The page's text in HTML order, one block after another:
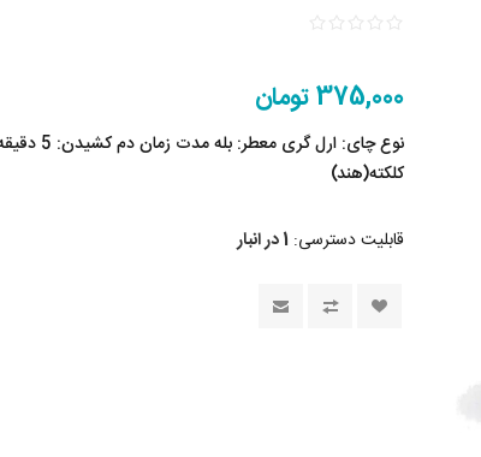
375,000 تومان
کلکته(هند)
قابلیت دسترسی: 1 در انبار